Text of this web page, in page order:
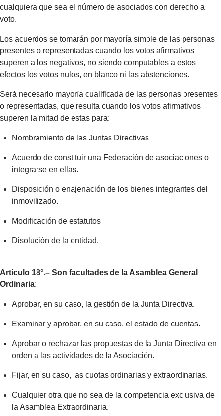
cualquiera que sea el número de asociados con derecho a
voto.
Los acuerdos se tomarán por mayoría simple de las personas
presentes o representadas cuando los votos afirmativos
superen a los negativos, no siendo computables a estos
efectos los votos nulos, en blanco ni las abstenciones.
Será necesario mayoría cualificada de las personas presentes
o representadas, que resulta cuando los votos afirmativos
superen la mitad de estas para:
Nombramiento de las Juntas Directivas
Acuerdo de constituir una Federación de asociaciones o
integrarse en ellas.
Disposición o enajenación de los bienes integrantes del
inmovilizado.
Modificación de estatutos
Disolución de la entidad.
Artículo 18°.– Son facultades de la Asamblea General
Ordinaria:
Aprobar, en su caso, la gestión de la Junta Directiva.
Examinar y aprobar, en su caso, el estado de cuentas.
Aprobar o rechazar las propuestas de la Junta Directiva en
orden a las actividades de la Asociación.
Fijar, en su caso, las cuotas ordinarias y extraordinarias.
Cualquier otra que no sea de la competencia exclusiva de
la Asamblea Extraordinaria.